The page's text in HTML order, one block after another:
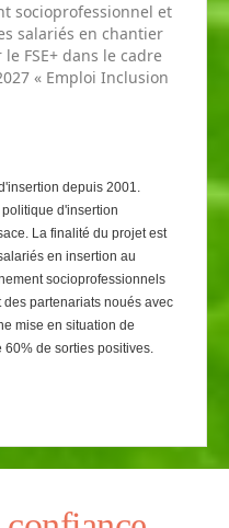
socioprofessionnel et
salariés en chantier
FSE+ dans le cadre
« Emploi Inclusion
depuis 2001.
d'insertion
La finalité du projet est
en insertion au
socioprofessionnels
partenariats noués avec
mise en situation de
60% de sorties positives.